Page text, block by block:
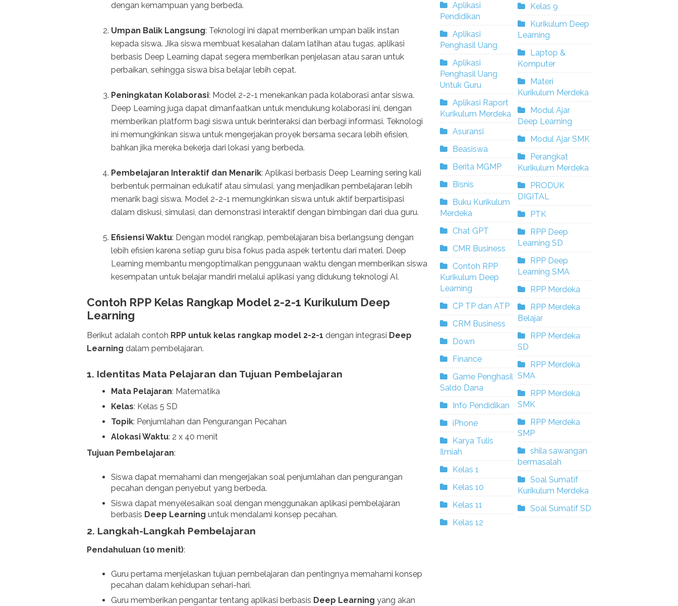
dengan kemampuan yang berbeda.
Umpan Balik Langsung: Teknologi ini dapat memberikan umpan balik instan
kepada siswa. Jika siswa membuat kesalahan dalam latihan atau tugas, aplikasi
berbasis Deep Learning dapat segera memberikan penjelasan atau saran untuk
perbaikan, sehingga siswa bisa belajar lebih cepat.
Peningkatan Kolaborasi: Model 2-2-1 menekankan pada kolaborasi antar siswa.
Deep Learning juga dapat dimanfaatkan untuk mendukung kolaborasi ini, dengan
memberikan platform bagi siswa untuk berinteraksi dan berbagi informasi. Teknologi
ini memungkinkan siswa untuk mengerjakan proyek bersama secara lebih efisien,
bahkan jika mereka bekerja dari lokasi yang berbeda.
Pembelajaran Interaktif dan Menarik: Aplikasi berbasis Deep Learning sering kali
berbentuk permainan edukatif atau simulasi, yang menjadikan pembelajaran lebih
menarik bagi siswa. Model 2-2-1 memungkinkan siswa untuk aktif berpartisipasi
dalam diskusi, simulasi, dan demonstrasi interaktif dengan bimbingan dari dua guru.
Efisiensi Waktu: Dengan model rangkap, pembelajaran bisa berlangsung dengan
lebih efisien karena setiap guru bisa fokus pada aspek tertentu dari materi. Deep
Learning membantu mengoptimalkan penggunaan waktu dengan memberikan siswa
kesempatan untuk belajar mandiri melalui aplikasi yang didukung teknologi AI.
Contoh RPP Kelas Rangkap Model 2-2-1 Kurikulum Deep
Learning
Berikut adalah contoh RPP untuk kelas rangkap model 2-2-1 dengan integrasi Deep
Learning dalam pembelajaran.
1. Identitas Mata Pelajaran dan Tujuan Pembelajaran
Mata Pelajaran: Matematika
Kelas: Kelas 5 SD
Topik: Penjumlahan dan Pengurangan Pecahan
Alokasi Waktu: 2 x 40 menit
Tujuan Pembelajaran:
Siswa dapat memahami dan mengerjakan soal penjumlahan dan pengurangan
pecahan dengan penyebut yang berbeda.
Siswa dapat menyelesaikan soal dengan menggunakan aplikasi pembelajaran
berbasis Deep Learning untuk mendalami konsep pecahan.
2. Langkah-Langkah Pembelajaran
Pendahuluan (10 menit):
Guru pertama menjelaskan tujuan pembelajaran dan pentingnya memahami konsep
pecahan dalam kehidupan sehari-hari.
Guru memberikan pengantar tentang aplikasi berbasis Deep Learning yang akan
Aplikasi
Pendidikan
Aplikasi
Penghasil Uang
Aplikasi
Penghasil Uang
Untuk Guru
Aplikasi Raport
Kurikulum Merdeka
Asuransi
Beasiswa
Berita MGMP
Bisnis
Buku Kurikulum
Merdeka
Chat GPT
CMR Business
Contoh RPP
Kurikulum Deep
Learning
CP TP dan ATP
CRM Business
Down
Finance
Game Penghasil
Saldo Dana
Info Pendidikan
iPhone
Karya Tulis
Ilmiah
Kelas 1
Kelas 10
Kelas 11
Kelas 12
Kelas 9
Kurikulum Deep
Learning
Laptop &
Komputer
Materi
Kurikulum Merdeka
Modul Ajar
Deep Learning
Modul Ajar SMK
Perangkat
Kurikulum Merdeka
PRODUK
DIGITAL
PTK
RPP Deep
Learning SD
RPP Deep
Learning SMA
RPP Merdeka
RPP Merdeka
Belajar
RPP Merdeka
SD
RPP Merdeka
SMA
RPP Merdeka
SMK
RPP Merdeka
SMP
shila sawangan
bermasalah
Soal Sumatif
Kurikulum Merdeka
Soal Sumatif SD